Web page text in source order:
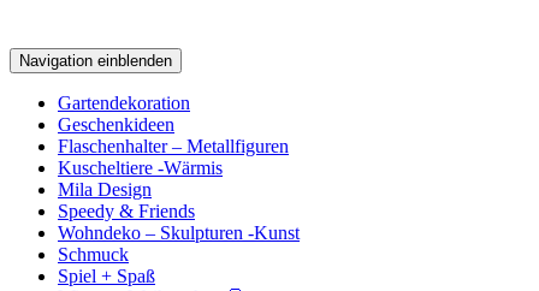
Navigation einblenden
Gartendekoration
Geschenkideen
Flaschenhalter – Metallfiguren
Kuscheltiere -Wärmis
Mila Design
Speedy & Friends
Wohndeko – Skulpturen -Kunst
Schmuck
Spiel + Spaß